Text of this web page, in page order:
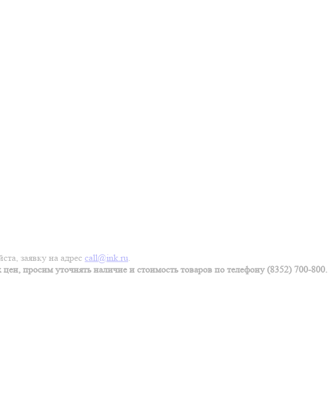
заявку на адрес call@ink.ru.
просим уточнять наличие и стоимость товаров по телефону (8352) 700-800.